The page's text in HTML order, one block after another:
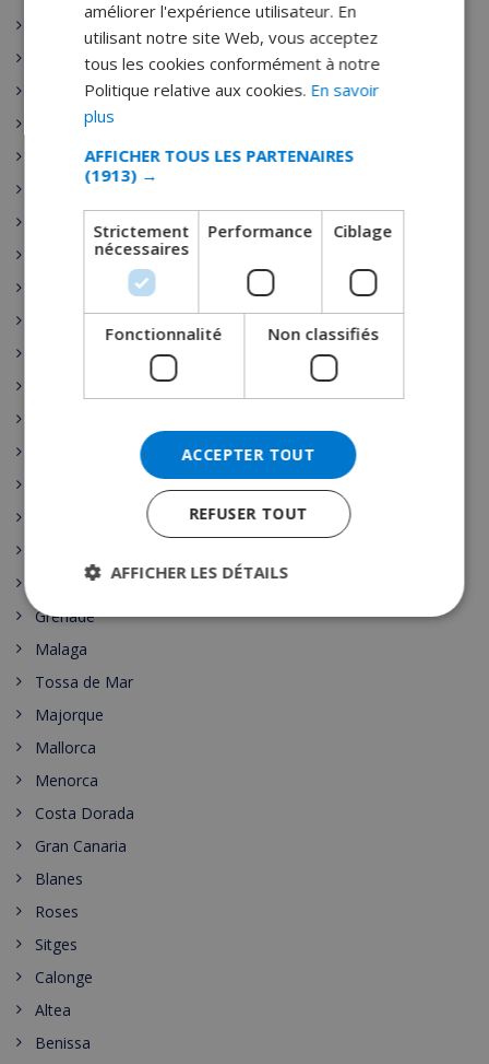
Salamanque
Costa Brava
villa espagne location
location maison espagne
location vacances espagne
Location Espagne
costa brava
Grenade
Malaga
Tossa de Mar
Majorque
Mallorca
Menorca
Costa Dorada
Gran Canaria
Blanes
Roses
Sitges
Calonge
Altea
Benissa
SPANISH
GERMAN
DANISH
améliorer l'expérience utilisateur. En
utilisant notre site Web, vous acceptez
tous les cookies conformément à notre
Politique relative aux cookies. En savoir
plus
AFFICHER TOUS LES PARTENAIRES
(1913) →
Strictement
nécessaires
Performance Ciblage
Fonctionnalité Non classifiés
ACCEPTER TOUT
REFUSER TOUT
AFFICHER LES DÉTAILS